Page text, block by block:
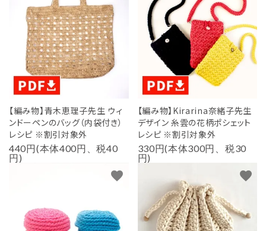
【編み物】青木恵理子先生 ウィ
ンドーペンのバッグ（内袋付き）
レシピ ※割引対象外
440円(本体400円、税40
円)
【編み物】Kirarina奈緒子先生
デザイン 糸雲の花柄ポシェット
レシピ ※割引対象外
330円(本体300円、税30
円)
favorite favorite